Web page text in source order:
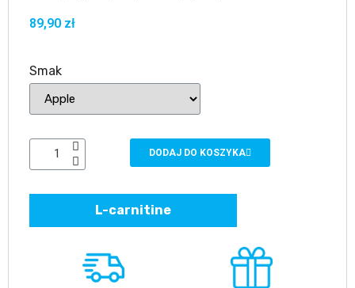
89,90 zł
Smak
DODAJ DO KOSZYKA
L-carnitine